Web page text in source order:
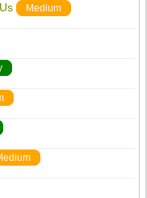
Medium